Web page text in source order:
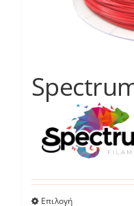
Επιλογή